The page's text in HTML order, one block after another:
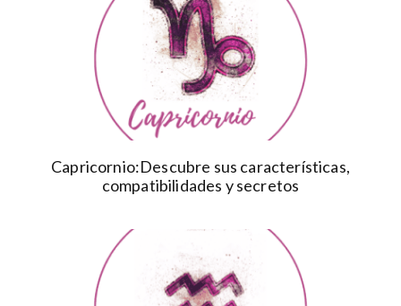
Capricornio:Descubre sus características,
compatibilidades y secretos